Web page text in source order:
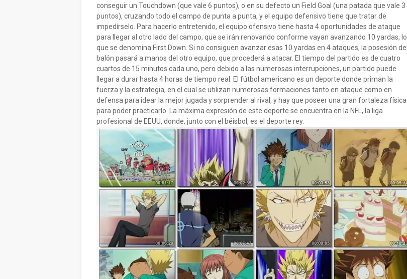
conseguir un Touchdown (que vale 6 puntos), o en su defecto un Field Goal (una patada que vale 3
puntos), cruzando todo el campo de punta a punta, y el equipo defensivo tiene que tratar de
impedírselo. Para hacerlo entretenido, el equipo ofensivo tiene hasta 4 oportunidades de ataque
para llegar al otro lado del campo, que se irán renovando conforme vayan avanzando 10 yardas, lo
que se denomina First Down. Si no consiguen avanzar esas 10 yardas en 4 ataques, la posesión del
balón pasará a manos del otro equipo, que procederá a atacar. El tiempo del partido es de cuatro
cuartos de 15 minutos cada uno, pero debido a las numerosas interrupciones, un partido puede
llegar a durar hasta 4 horas de tiempo real. El fútbol americano es un deporte donde priman la
fuerza y la estrategia, en el cual se utilizan numerosas formaciones tanto en ataque como en
defensa para idear la mejor jugada y sorprender al rival, y hay que poseer una gran fortaleza física
para poder practicarlo. La máxima expresión de este deporte se encuentra en la NFL, la liga
profesional de EEUU, donde, junto con el béisbol, es el deporte rey.